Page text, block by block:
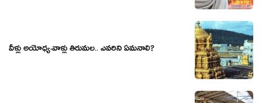
వీళ్లు అయోధ్య‌-వాళ్లు తిరుమ‌ల‌.. ఎవ‌రిని ఏమ‌నాలి?